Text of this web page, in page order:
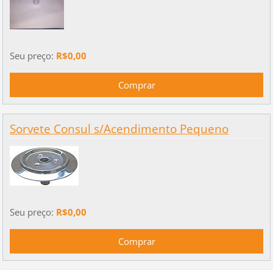
Seu preço: R$0,00
Sorvete Consul s/Acendimento Pequeno
Seu preço: R$0,00